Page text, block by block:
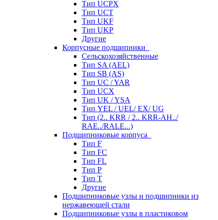
Тип UCPX
Тип UCT
Тип UKF
Тип UKP
Другие
Корпусные подшипники
Сельскохозяйственные
Тип SA (AEL)
Тип SB (AS)
Тип UC / YAR
Тип UCX
Тип UK / YSA
Тип YEL / UEL/ EX/ UG
Тип (2.. KRR / 2.. KRR-AH../
RAE../RALE...)
Подшипниковые корпуса
Тип F
Тип FC
Тип FL
Тип P
Тип T
Другие
Подшипниковые узлы и подшипники из
нержавеющей стали
Подшипниковые узлы в пластиковом